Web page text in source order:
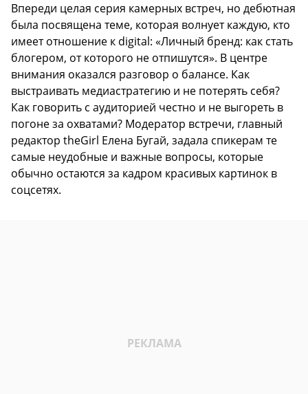
Впереди целая серия камерных встреч, но дебютная
была посвящена теме, которая волнует каждую, кто
имеет отношение к digital: «Личный бренд: как стать
блогером, от которого не отпишутся». В центре
внимания оказался разговор о балансе. Как
выстраивать медиастратегию и не потерять себя?
Как говорить с аудиторией честно и не выгореть в
погоне за охватами? Модератор встречи, главный
редактор theGirl Елена Бугай, задала спикерам те
самые неудобные и важные вопросы, которые
обычно остаются за кадром красивых картинок в
соцсетях.